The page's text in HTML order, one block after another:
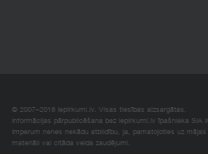
© 2007–2018 Iepirkumi.lv. Visas tiesības aizsargātas.
Informācijas pārpublicēšana bez iepirkumi.lv īpašnieka SIA
Imperum nenes nekādu atbildību, ja, pamatojoties uz
materiāli vai citāda veida zaudējumi.